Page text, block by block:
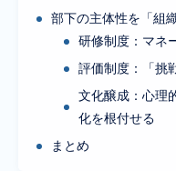
部下の主体性を「組
研修制度：マネ
評価制度：「挑
文化醸成：心理
化を根付せる
まとめ